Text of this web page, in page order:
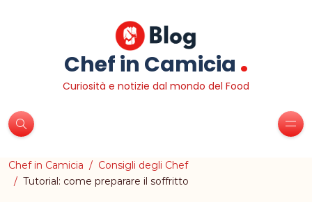
Chef in Camicia .
Curiosità e notizie dal mondo del Food
Chef in Camicia
Consigli degli Chef
Tutorial: come preparare il soffritto